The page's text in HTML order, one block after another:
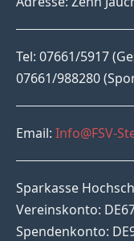
Tel: 07661/5917
07661/988280
Email: Info@FSV-
Sparkasse
Vereinskonto:
Spendenkonto: